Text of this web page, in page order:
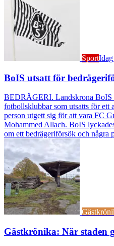
Sport
BoIS utsatt för
BEDRÄGERI. Landskrona BoIS
fotbollsklubbar som utsatts för ett
person utgett sig för att vara FC
Mohammed Allach. BoIS
om ett bedrägeriförsök och några
Gästkrönika: När staden